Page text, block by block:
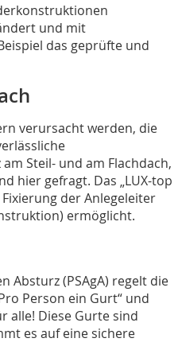
und mit
das geprüfte und
verursacht werden, die
Steil- und am Flachdach,
hier gefragt. Das „LUX-top
Fixierung der Anlegeleiter
ermöglicht.
Absturz (PSAgA) regelt die
Person ein Gurt“ und
alle! Diese Gurte sind
es auf eine sichere